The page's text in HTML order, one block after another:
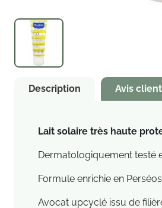
Description Avis
Lait solaire très haute
Dermatologiquement testé
Formule enrichie en
Avocat upcyclé issu de